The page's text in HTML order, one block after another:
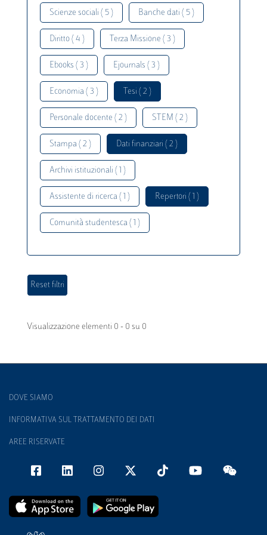
Scienze sociali ( 5 ) Banche dati ( 5 )
Diritto ( 4 ) Terza Missione ( 3 )
Ebooks ( 3 ) Ejournals ( 3 )
Economia ( 3 ) Tesi ( 2 )
Personale docente ( 2 ) STEM ( 2 )
Stampa ( 2 ) Dati finanziari ( 2 )
Archivi istituzionali ( 1 )
Assistente di ricerca ( 1 ) Repertori ( 1 )
Comunità studentesca ( 1 )
Visualizzazione elementi 0 - 0 su 0
DOVE SIAMO
INFORMATIVA SUL TRATTAMENTO DEI DATI
AREE RISERVATE